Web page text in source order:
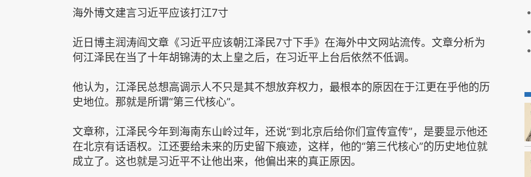
海外博文建言习近平应该打江7寸
近日博主润涛阎文章《习近平应该朝江泽民7寸下手》在海外中文网站流传。文章分析为
何江泽民在当了十年胡锦涛的太上皇之后，在习近平上台后依然不低调。
他认为，江泽民总想高调示人不只是其不想放弃权力，最根本的原因在于江更在乎他的历
史地位。那就是所谓“第三代核心”。
文章称，江泽民今年到海南东山岭过年，还说“到北京后给你们宣传宣传”，是要显示他还
在北京有话语权。江还要给未来的历史留下痕迹，这样，他的“第三代核心”的历史地位就
成立了。这也就是习近平不让他出来，他偏出来的真正原因。